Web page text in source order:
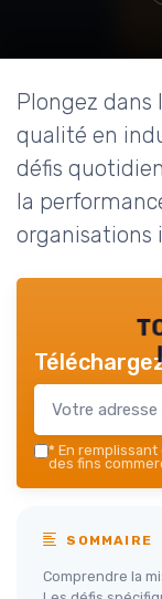
Plongez dans
qualité en
défis
la
organisations
* En remplissant
des fins
SOMMAIRE
Comprendre la